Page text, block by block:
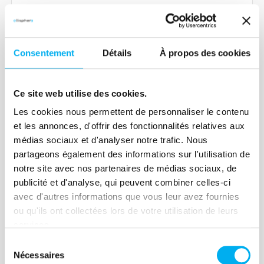
Consentement Détails À propos des cookies
Ce site web utilise des cookies.
Les cookies nous permettent de personnaliser le contenu
et les annonces, d'offrir des fonctionnalités relatives aux
médias sociaux et d'analyser notre trafic. Nous
partageons également des informations sur l'utilisation de
notre site avec nos partenaires de médias sociaux, de
publicité et d'analyse, qui peuvent combiner celles-ci
avec d'autres informations que vous leur avez fournies
ou qu'ils ont collectées lors de votre utilisation de leurs
Nécessaires
Données de référence, de
quoi parle-t-on ?
23 novembre 2021 Risk management
Matière première de l’économie
numérique, les données de référence,
tant privées que publiques, sont
devenues des ressources essentielles et
précieuses pour enrichir la recherche,
développer de nouveaux produits et